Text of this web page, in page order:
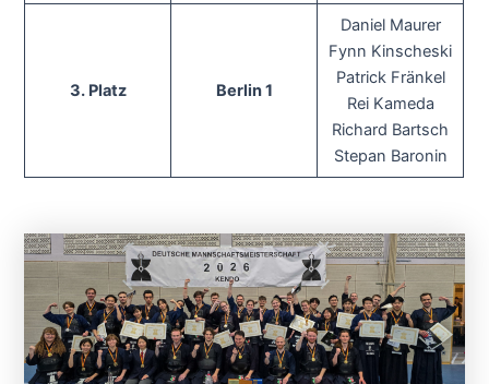
3. Platz Berlin 1
Daniel Maurer
Fynn Kinscheski
Patrick Fränkel
Rei Kameda
Richard Bartsch
Stepan Baronin